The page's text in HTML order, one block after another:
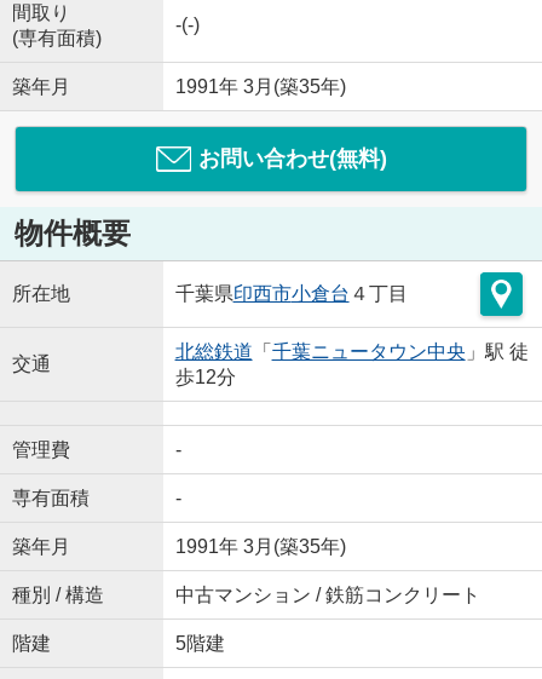
間取り
(専有面積)
-(-)
築年月 1991年 3月(築35年)
お問い合わせ(無料)
物件概要
所在地 千葉県印西市小倉台 ４丁目
交通
北総鉄道 「 千葉ニュータウン中央 」駅 徒
歩12分
管理費 -
専有面積 -
築年月 1991年 3月(築35年)
種別 / 構造 中古マンション / 鉄筋コンクリート
階建 5階建